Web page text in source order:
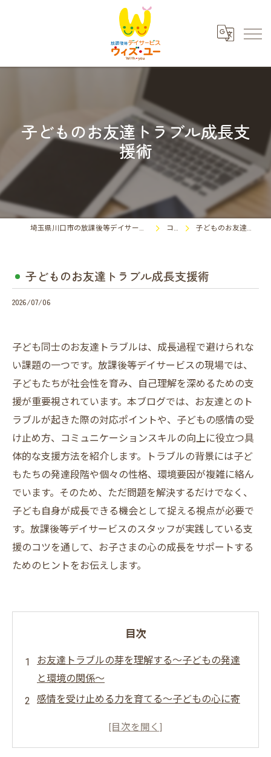
子どものお友達トラブル成長支
援術
埼玉県川口市の放課後等デイサービスならウィズ・ユー川口東領家 コラム 子どものお友達トラブル成長支援術
子どものお友達トラブル成長支援術
2026/07/06
子ども同士のお友達トラブルは、成長過程で避けられな
い課題の一つです。放課後等デイサービスの現場では、
子どもたちが社会性を育み、自己理解を深めるための支
援が重要視されています。本ブログでは、お友達とのト
ラブルが起きた際の対応ポイントや、子どもの感情の受
け止め方、コミュニケーションスキルの向上に役立つ具
体的な支援方法を紹介します。トラブルの背景には子ど
もたちの発達段階や個々の性格、環境要因が複雑に絡ん
でいます。そのため、ただ問題を解決するだけでなく、
子ども自身が成長できる機会として捉える視点が必要で
す。放課後等デイサービスのスタッフが実践している支
援のコツを通して、お子さまの心の成長をサポートする
ためのヒントをお伝えします。
目次
お友達トラブルの芽を理解する～子どもの発達
と環境の関係～
感情を受け止める力を育てる～子どもの心に寄